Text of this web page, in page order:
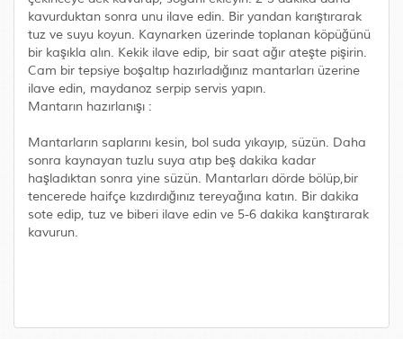
kavurduktan sonra unu ilave edin. Bir yandan karıştırarak
tuz ve suyu koyun. Kaynarken üzerinde toplanan köpüğünü
bir kaşıkla alın. Kekik ilave edip, bir saat ağır ateşte pişirin.
Cam bir tepsiye boşaltıp hazırladığınız mantarları üzerine
ilave edin, maydanoz serpip servis yapın.
Mantarın hazırlanışı :
Mantarların saplarını kesin, bol suda yıkayıp, süzün. Daha
sonra kaynayan tuzlu suya atıp beş dakika kadar
haşladıktan sonra yine süzün. Mantarları dörde bölüp,bir
tencerede haifçe kızdırdığınız tereyağına katın. Bir dakika
sote edip, tuz ve biberi ilave edin ve 5-6 dakika kanştırarak
kavurun.